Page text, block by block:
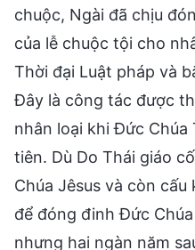
chuộc, Ngài đã chịu
của lễ chuộc tội cho
Thời đại Luật pháp và
Đây là công tác được
nhân loại khi Đức Chúa
tiên. Dù Do Thái giáo
Chúa Jêsus và còn
để đóng đinh Đức
nhưng hai ngàn năm